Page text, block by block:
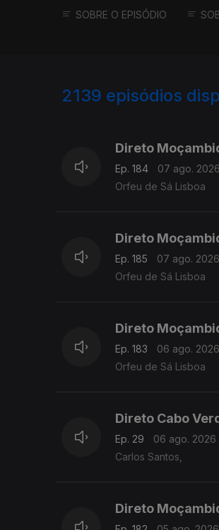
SOBRE O EPISÓDIO
2139 episódios
Direto
Ep. 184
07 ago. 2026
Orfeu de Sá Lisboa
Direto
Ep. 185
07 ago. 2026
Orfeu de Sá Lisboa
Direto
Ep. 183
06 ago. 2026
Orfeu de Sá Lisboa
Direto Cabo
Ep. 29
06 ago. 2026
Carlos Santos,
Direto